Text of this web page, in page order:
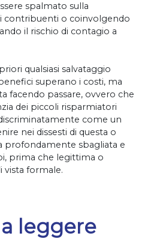
spalmato sulla
contribuenti o coinvolgendo
il rischio di contagio a
qualsiasi salvataggio
superano i costi, ma
facendo passare, ovvero che
dei piccoli risparmiatori
come un
nei dissesti di questa o
profondamente sbagliata e
prima che legittima o
vista formale.
leggere